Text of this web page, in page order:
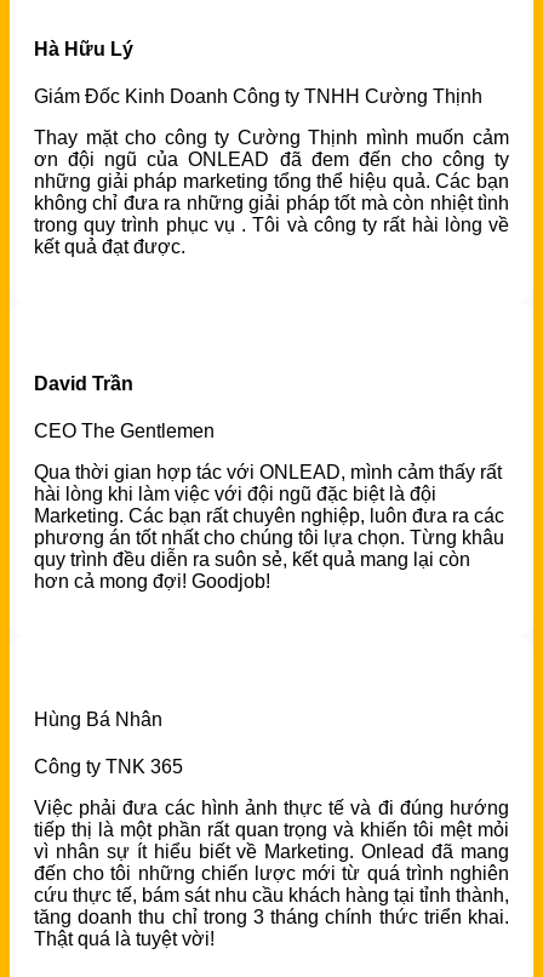
Hà Hữu Lý
Giám Đốc Kinh Doanh Công ty TNHH Cường Thịnh
Thay mặt cho công ty Cường Thịnh mình muốn cảm
ơn đội ngũ của ONLEAD đã đem đến cho công ty
những giải pháp marketing tổng thể hiệu quả. Các bạn
không chỉ đưa ra những giải pháp tốt mà còn nhiệt tình
trong quy trình phục vụ . Tôi và công ty rất hài lòng về
kết quả đạt được.
David Trần
CEO The Gentlemen
Qua thời gian hợp tác với ONLEAD, mình cảm thấy rất
hài lòng khi làm việc với đội ngũ đặc biệt là đội
Marketing. Các bạn rất chuyên nghiệp, luôn đưa ra các
phương án tốt nhất cho chúng tôi lựa chọn. Từng khâu
quy trình đều diễn ra suôn sẻ, kết quả mang lại còn
hơn cả mong đợi! Goodjob!
Hùng Bá Nhân
Công ty TNK 365
Việc phải đưa các hình ảnh thực tế và đi đúng hướng
tiếp thị là một phần rất quan trọng và khiến tôi mệt mỏi
vì nhân sự ít hiểu biết về Marketing. Onlead đã mang
đến cho tôi những chiến lược mới từ quá trình nghiên
cứu thực tế, bám sát nhu cầu khách hàng tại tỉnh thành,
tăng doanh thu chỉ trong 3 tháng chính thức triển khai.
Thật quá là tuyệt vời!